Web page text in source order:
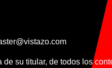
su titular, de todos los